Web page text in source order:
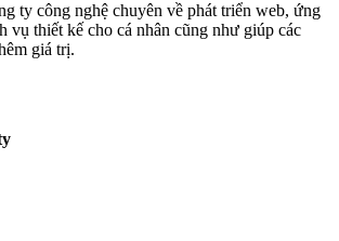
ty công nghệ chuyên về phát triển web, ứng
vụ thiết kế cho cá nhân cũng như giúp các
giá trị.